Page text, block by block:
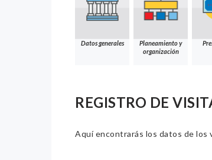
Datos generales
Planeamiento y
organización
REGISTRO DE
Aquí encontrarás los datos de los